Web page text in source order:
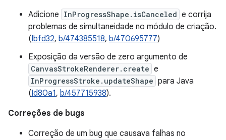
Adicione InProgressShape.isCanceled e corrija
problemas de simultaneidade no módulo de criação.
(Ibfd32, b/474385518, b/470695777)
Exposição da versão de zero argumento de
CanvasStrokeRenderer.create e
InProgressStroke.updateShape para Java
(Id80a1, b/457715938).
Correções de bugs
Correção de um bug que causava falhas no